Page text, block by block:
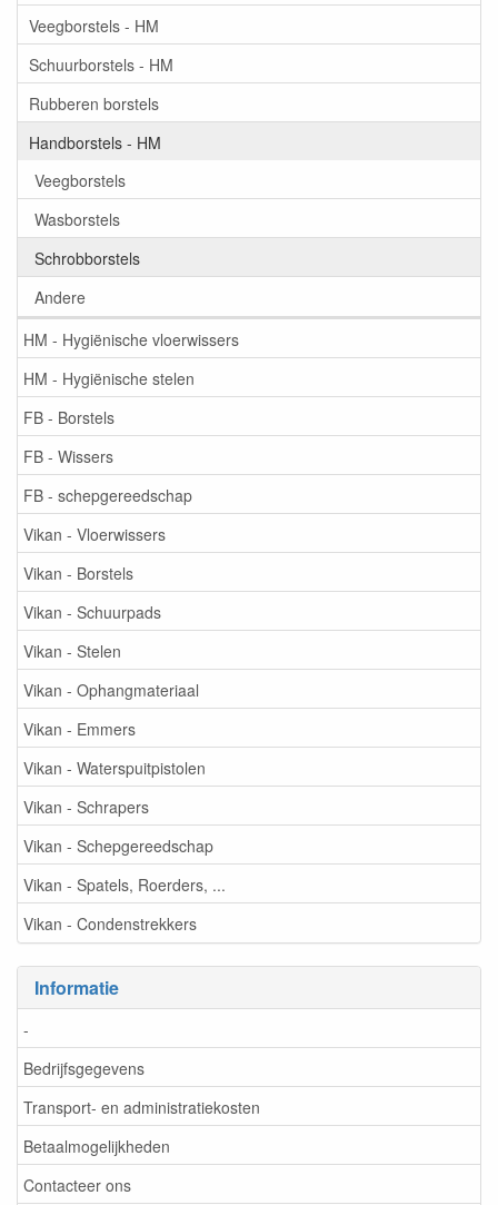
Veegborstels - HM
Schuurborstels - HM
Rubberen borstels
Handborstels - HM
Veegborstels
Wasborstels
Schrobborstels
Andere
HM - Hygiënische vloerwissers
HM - Hygiënische stelen
FB - Borstels
FB - Wissers
FB - schepgereedschap
Vikan - Vloerwissers
Vikan - Borstels
Vikan - Schuurpads
Vikan - Stelen
Vikan - Ophangmateriaal
Vikan - Emmers
Vikan - Waterspuitpistolen
Vikan - Schrapers
Vikan - Schepgereedschap
Vikan - Spatels, Roerders, ...
Vikan - Condenstrekkers
Informatie
-
Bedrijfsgegevens
Transport- en administratiekosten
Betaalmogelijkheden
Contacteer ons